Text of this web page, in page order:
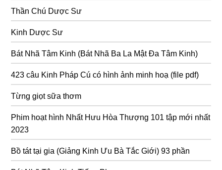
Thần Chú Dược Sư
Kinh Dược Sư
Bát Nhã Tâm Kinh (Bát Nhã Ba La Mật Đa Tâm Kinh)
423 câu Kinh Pháp Cú có hình ảnh minh hoạ (file pdf)
Từng giọt sữa thơm
Phim hoạt hình Nhất Hưu Hòa Thượng 101 tập mới nhất
2023
Bồ tát tại gia (Giảng Kinh Ưu Bà Tắc Giới) 93 phần